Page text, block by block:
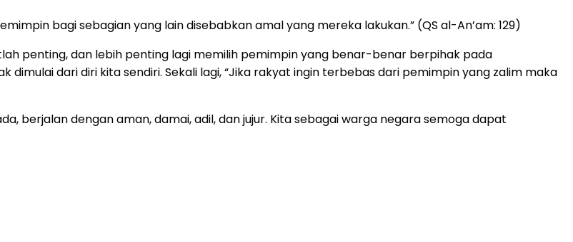
bagi sebagian yang lain disebabkan amal yang mereka lakukan.” (QS al-An’am: 129)
penting, dan lebih penting lagi memilih pemimpin yang benar-benar berpihak pada
dari diri kita sendiri. Sekali lagi, “Jika rakyat ingin terbebas dari pemimpin yang zalim maka
berjalan dengan aman, damai, adil, dan jujur. Kita sebagai warga negara semoga dapat